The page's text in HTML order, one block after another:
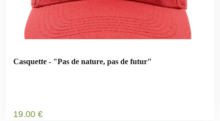
Casquette - "Pas de nature, pas de futur"
19.00 €